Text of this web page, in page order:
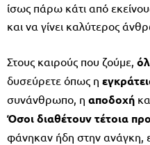
ίσως πάρω κάτι από
και να γίνει καλύτερος
Στους καιρούς που ζούμε,
δυσεύρετε όπως η
συνάνθρωπο, η αποδοχή
Όσοι διαθέτουν τέτοια
φάνηκαν ήδη στην ανάγκη,